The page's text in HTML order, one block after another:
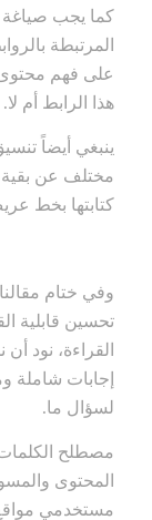
كما يجب صياغة
المرتبطة
على فهم محتوى
هذا الرابط أم لا.
ينبغي أيضاً
مختلف عن بقية
كتابتها بخط
وفي ختام
تحسين قابلية
القراءة، نود
إجابات شاملة
لسؤال ما.
مصطلح
المحتوى
مستخدمي مواقع